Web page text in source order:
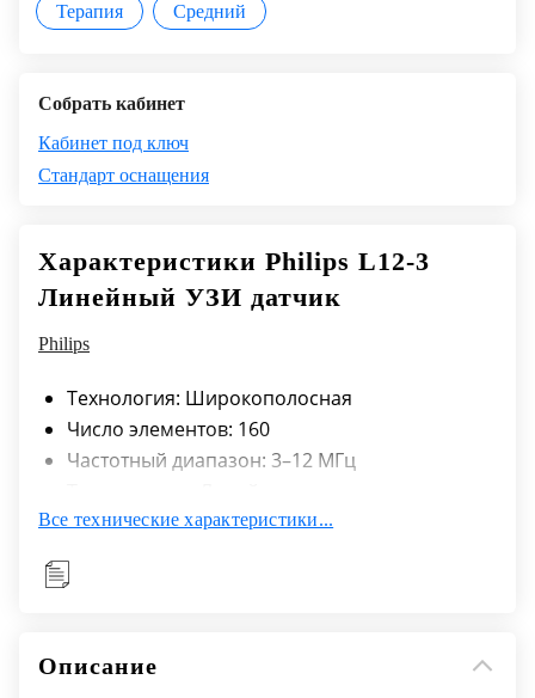
Терапия Средний
Собрать кабинет
Кабинет под ключ
Стандарт оснащения
Характеристики Philips L12-3
Линейный УЗИ датчик
Philips
Технология: Широкополосная
Число элементов: 160
Частотный диапазон: 3–12 МГц
Возможность выполнения биопсии: Да
Нет
Все технические характеристики...
Описание